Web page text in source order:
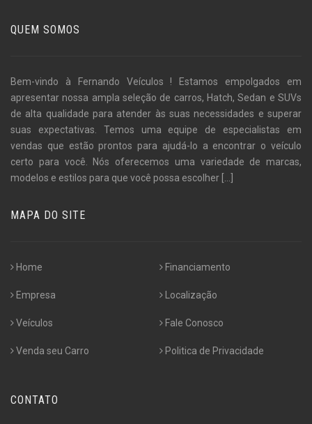
QUEM SOMOS
Bem-vindo à Fernando Veículos ! Estamos empolgados em
apresentar nossa ampla seleção de carros, Hatch, Sedan e SUVs
de alta qualidade para atender às suas necessidades e superar
suas expectativas. Temos uma equipe de especialistas em
vendas que estão prontos para ajudá-lo a encontrar o veículo
certo para você. Nós oferecemos uma variedade de marcas,
modelos e estilos para que você possa escolher
MAPA DO SITE
Home
Empresa
Veículos
Venda seu Carro
Financiamento
Localização
Fale Conosco
Politica de Privacidade
CONTATO